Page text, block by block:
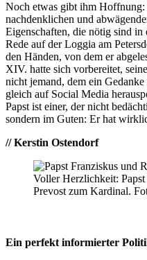
Noch etwas gibt ihm Hoffnung:
nachdenklichen und
Eigenschaften, die nötig sind
Rede auf der Loggia am
den Händen, von dem er
XIV. hatte sich vorbereitet,
nicht jemand, dem ein
gleich auf Social Media
Papst ist einer, der nicht
sondern im Guten: Er hat
// Kerstin Ostendorf
Voller Herzlichkeit:
Prevost zum Kardinal.
Ein perfekt informierter